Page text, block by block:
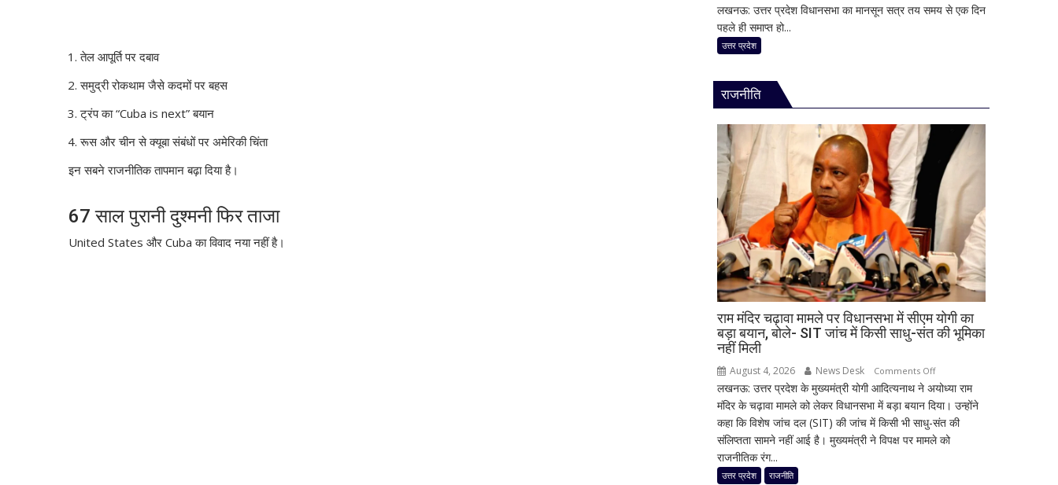
तेल आपूर्ति पर दबाव
समुद्री रोकथाम जैसे कदमों पर बहस
ट्रंप का “Cuba is next” बयान
रूस और चीन से क्यूबा संबंधों पर अमेरिकी चिंता
इन सबने राजनीतिक तापमान बढ़ा दिया है।
67 साल पुरानी दुश्मनी फिर ताजा
United States और Cuba का विवाद नया नहीं है।
पर
बदलाव
यूपी
से
के
हंगामे
के
बीच
स्पीकर
ने
सदन
किया
अनिश्चितकाल
के
स्थगित
लखनऊ: उत्तर प्रदेश विधानसभा का मानसून सत्र तय समय से एक दिन
पहले ही समाप्त हो...
उत्तर प्रदेश
राजनीति
राम मंदिर चढ़ावा मामले पर विधानसभा में सीएम योगी का
बड़ा बयान, बोले- SIT जांच में किसी साधु-संत की भूमिका
नहीं मिली
August 4, 2026 News Desk Comments Offon
राम
मंदिर
चढ़ावा
मामले
लखनऊ: उत्तर प्रदेश के मुख्यमंत्री योगी आदित्यनाथ ने अयोध्या राम
मंदिर के चढ़ावा मामले को लेकर विधानसभा में बड़ा बयान दिया। उन्होंने
कहा कि विशेष जांच दल (SIT) की जांच में किसी भी साधु-संत की
संलिप्तता सामने नहीं आई है। मुख्यमंत्री ने विपक्ष पर मामले को
राजनीतिक रंग...
उत्तर प्रदेश राजनीति